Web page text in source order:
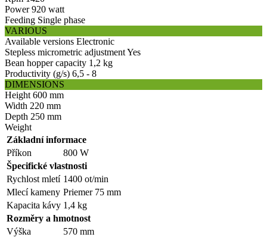
Power920 watt
Feeding Single phase
VARIOUS
Available versions Electronic
Stepless micrometric adjustmentYes
Bean hopper capacity 1,2 kg
Productivity (g/s) 6,5 - 8
DIMENSIONS
Height 600 mm
Width 220 mm
Depth 250 mm
Weight
Základní informace
Příkon
800 W
Špecifické vlastnosti
Rychlost mletí 1400 ot/min
Mlecí kameny Priemer 75 mm
Kapacita kávy 1,4 kg
Rozměry a hmotnost
Výška
570 mm